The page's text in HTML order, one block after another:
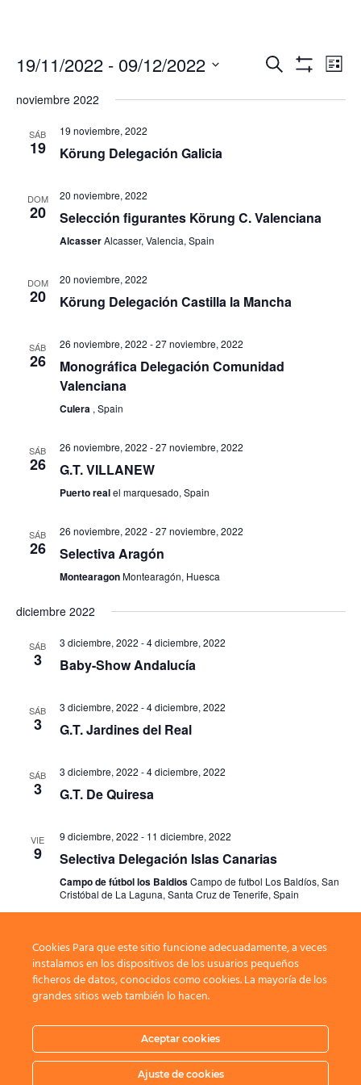
búsqueda
Buscar
de
Lista
19/11/2022 - 09/12/2022
fecha.
noviembre 2022
SÁB
19
19 noviembre, 2022
Körung Delegación Galicia
DOM
20
20 noviembre, 2022
Selección figurantes Körung C. Valenciana
AlcasserAlcasser, Valencia, Spain
DOM
20
20 noviembre, 2022
Körung Delegación Castilla la Mancha
SÁB
26
26 noviembre, 2022 -27 noviembre, 2022
Monográfica Delegación Comunidad
Valenciana
Culera , Spain
SÁB
26
26 noviembre, 2022 -27 noviembre, 2022
G.T. VILLANEW
Puerto realel marquesado, Spain
SÁB
26
26 noviembre, 2022 -27 noviembre, 2022
Selectiva Aragón
MontearagonMontearagón, Huesca
diciembre 2022
SÁB
3
3 diciembre, 2022 -4 diciembre, 2022
Baby-Show Andalucía
SÁB
3
3 diciembre, 2022 -4 diciembre, 2022
G.T. Jardines del Real
SÁB
3
3 diciembre, 2022 -4 diciembre, 2022
G.T. De Quiresa
VIE
9
9 diciembre, 2022 - 11 diciembre, 2022
Selectiva Delegación Islas Canarias
Campo de fútbol los BaldiosCampo de futbol Los Baldíos, San
Cristóbal de La Laguna, Santa Cruz de Tenerife, Spain
Eventos
anterior(es) Hoy Eventos
siguiente(s)
Cookies Para que este sitio funcione adecuadamente, a veces
instalamos en los dispositivos de los usuarios pequeños
ficheros de datos, conocidos como cookies. La mayoría de los
grandes sitios web también lo hacen.
Aceptar cookies
Ajuste de cookies